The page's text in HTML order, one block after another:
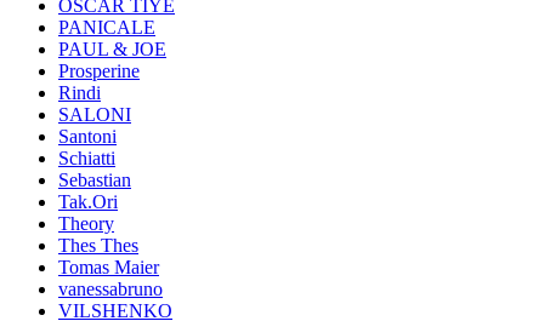
OSCAR TIYE
PANICALE
PAUL & JOE
Prosperine
Rindi
SALONI
Santoni
Schiatti
Sebastian
Tak.Ori
Theory
Thes Thes
Tomas Maier
vanessabruno
VILSHENKO